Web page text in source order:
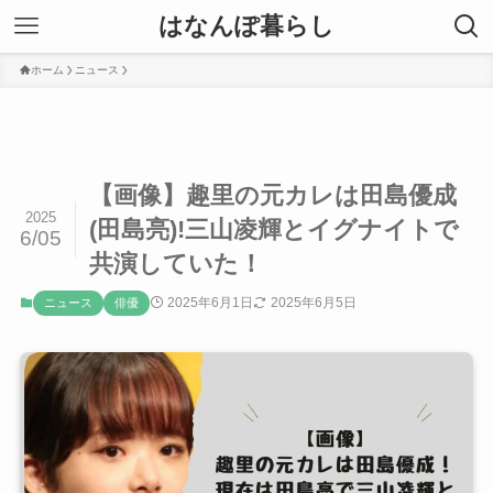
はなんぽ暮らし
ホーム ニュース
【画像】趣里の元カレは田島優成
(田島亮)!三山凌輝とイグナイトで
共演していた！
2025
6/05
ニュース 俳優 2025年6月1日 2025年6月5日